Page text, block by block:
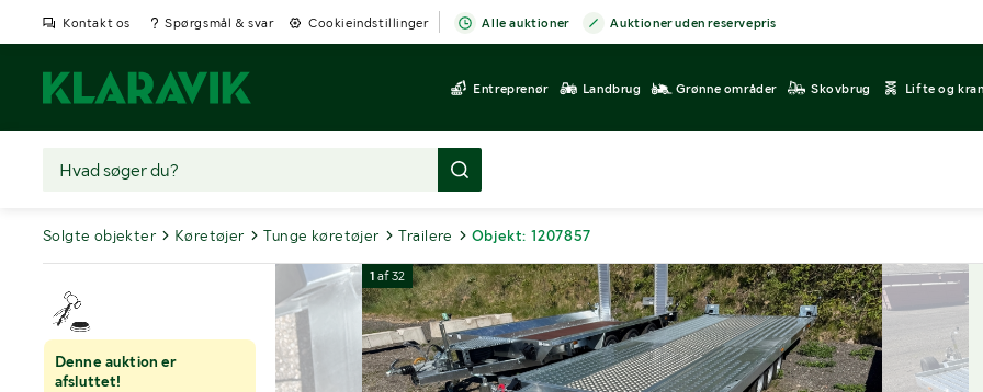
Kontakt os Spørgsmål & svar Cookieindstillinger Alle auktioner Auktioner uden reservepris
Entreprenør Landbrug Grønne områder Skovbrug Lifte og
Solgte objekter Køretøjer Tunge køretøjer Trailere Objekt: 1207857
Denne auktion er
afsluttet!
1 af32